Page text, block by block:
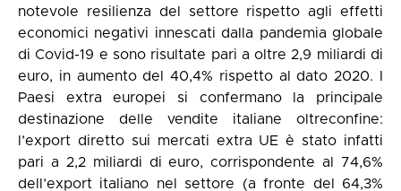
notevole resilienza del settore rispetto agli effetti
economici negativi innescati dalla pandemia globale
di Covid-19 e sono risultate pari a oltre 2,9 miliardi di
euro, in aumento del 40,4% rispetto al dato 2020. I
Paesi extra europei si confermano la principale
destinazione delle vendite italiane oltreconfine:
l’export diretto sui mercati extra UE è stato infatti
pari a 2,2 miliardi di euro, corrispondente al 74,6%
dell’export italiano nel settore (a fronte del 64,3%